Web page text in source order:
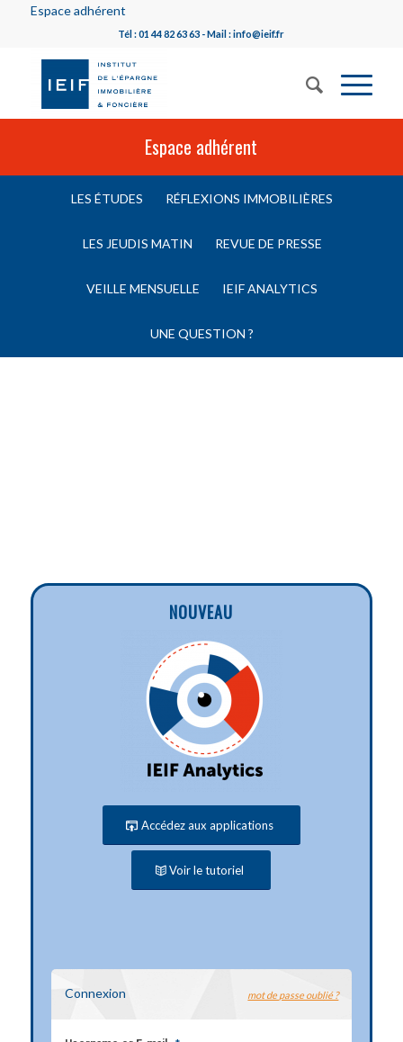
Espace adhérent
Tél : 01 44 82 63 63 - Mail : info@ieif.fr
Espace adhérent
LES ÉTUDES RÉFLEXIONS IMMOBILIÈRES
LES JEUDIS MATIN REVUE DE PRESSE
VEILLE MENSUELLE IEIF ANALYTICS
UNE QUESTION ?
NOUVEAU
Accédez aux applications
Voir le tutoriel
Connexion mot de passe oublié ?